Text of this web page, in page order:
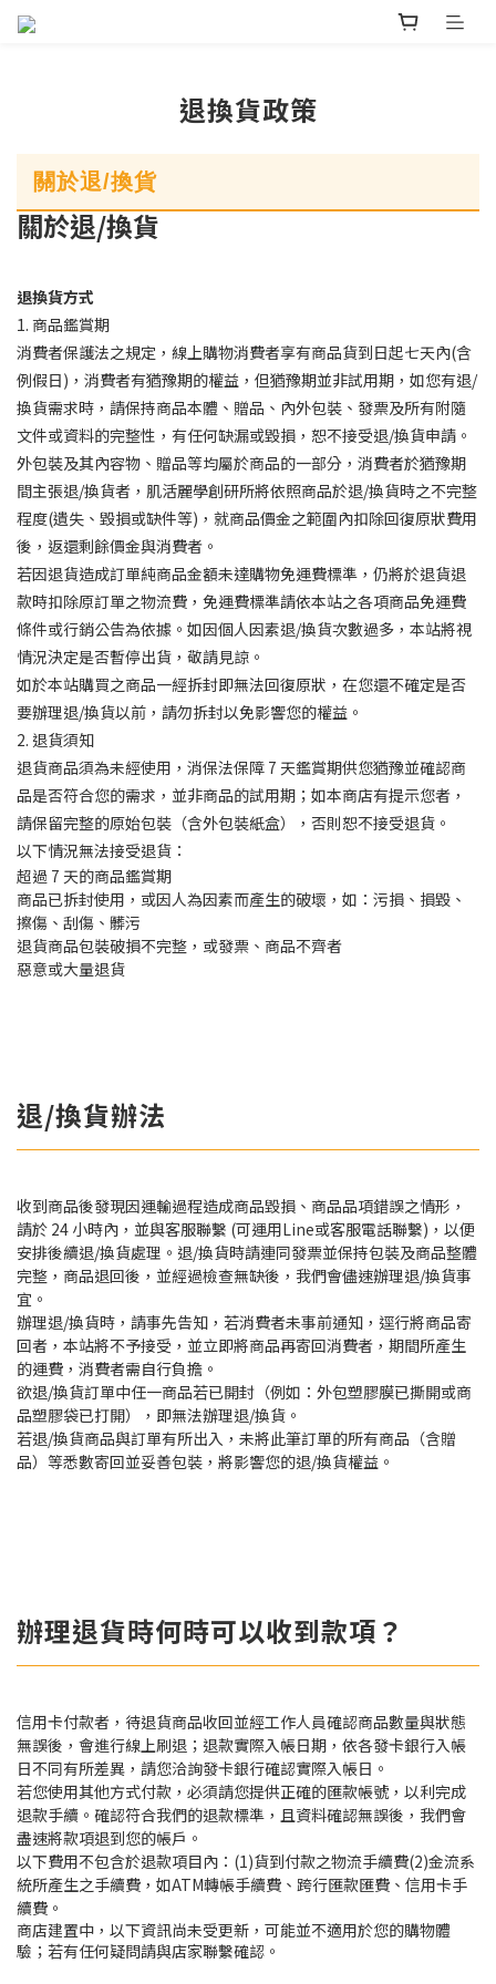
退換貨政策
關於退/換貨
關於退/換貨
退換貨方式
1. 商品鑑賞期
消費者保護法之規定，線上購物消費者享有商品貨到日起七天內(含
例假日)，消費者有猶豫期的權益，但猶豫期並非試用期，如您有退/
換貨需求時，請保持商品本體、贈品、內外包裝、發票及所有附隨
文件或資料的完整性，有任何缺漏或毀損，恕不接受退/換貨申請。
外包裝及其內容物、贈品等均屬於商品的一部分，消費者於猶豫期
間主張退/換貨者，肌活麗學創研所將依照商品於退/換貨時之不完整
程度(遺失、毀損或缺件等)，就商品價金之範圍內扣除回復原狀費用
後，返還剩餘價金與消費者。
若因退貨造成訂單純商品金額未達購物免運費標準，仍將於退貨退
款時扣除原訂單之物流費，免運費標準請依本站之各項商品免運費
條件或行銷公告為依據。如因個人因素退/換貨次數過多，本站將視
情況決定是否暫停出貨，敬請見諒。
如於本站購買之商品一經拆封即無法回復原狀，在您還不確定是否
要辦理退/換貨以前，請勿拆封以免影響您的權益。
2. 退貨須知
退貨商品須為未經使用，消保法保障 7 天鑑賞期供您猶豫並確認商
品是否符合您的需求，並非商品的試用期；如本商店有提示您者，
請保留完整的原始包裝（含外包裝紙盒），否則恕不接受退貨。
以下情況無法接受退貨：
超過 7 天的商品鑑賞期
商品已拆封使用，或因人為因素而產生的破壞，如：污損、損毀、
擦傷、刮傷、髒污
退貨商品包裝破損不完整，或發票、商品不齊者
惡意或大量退貨
退/換貨辦法
收到商品後發現因運輸過程造成商品毀損、商品品項錯誤之情形，
請於 24 小時內，並與客服聯繫 (可運用Line或客服電話聯繫)，以便
安排後續退/換貨處理。退/換貨時請連同發票並保持包裝及商品整體
完整，商品退回後，並經過檢查無缺後，我們會儘速辦理退/換貨事
宜。
辦理退/換貨時，請事先告知，若消費者未事前通知，逕行將商品寄
回者，本站將不予接受，並立即將商品再寄回消費者，期間所產生
的運費，消費者需自行負擔。
欲退/換貨訂單中任一商品若已開封（例如：外包塑膠膜已撕開或商
品塑膠袋已打開），即無法辦理退/換貨。
若退/換貨商品與訂單有所出入，未將此筆訂單的所有商品（含贈
品）等悉數寄回並妥善包裝，將影響您的退/換貨權益。
辦理退貨時何時可以收到款項？
信用卡付款者，待退貨商品收回並經工作人員確認商品數量與狀態
無誤後，會進行線上刷退；退款實際入帳日期，依各發卡銀行入帳
日不同有所差異，請您洽詢發卡銀行確認實際入帳日。
若您使用其他方式付款，必須請您提供正確的匯款帳號，以利完成
退款手續。確認符合我們的退款標準，且資料確認無誤後，我們會
盡速將款項退到您的帳戶。
以下費用不包含於退款項目內：(1)貨到付款之物流手續費(2)金流系
統所產生之手續費，如ATM轉帳手續費、跨行匯款匯費、信用卡手
續費。
商店建置中，以下資訊尚未受更新，可能並不適用於您的購物體
驗；若有任何疑問請與店家聯繫確認。